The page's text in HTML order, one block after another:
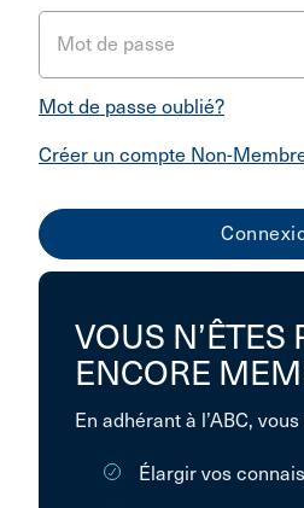
Mot de passe
Mot de passe oublié?
Créer un compte Non-
VOUS N’ÊTES
ENCORE
En adhérant à l’ABC,
Élargir vos